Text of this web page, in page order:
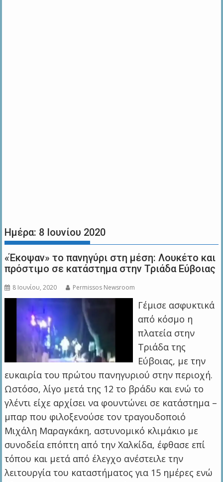
Ημέρα: 8 Ιουνίου 2020
«Έκοψαν» το πανηγύρι στη μέση: Λουκέτο και
πρόστιμο σε κατάστημα στην Τριάδα Εύβοιας
8 Ιουνίου, 2020 Permissos Newsroom
Γέμισε ασφυκτικά
από κόσμο η
πλατεία στην
Τριάδα της
Εύβοιας, με την
ευκαιρία του πρώτου πανηγυριού στην περιοχή.
Ωστόσο, λίγο μετά της 12 το βράδυ και ενώ το
γλέντι είχε αρχίσει να φουντώνει σε κατάστημα –
μπαρ που φιλοξενούσε τον τραγουδοποιό
Μιχάλη Μαραγκάκη, αστυνομικό κλιμάκιο με
συνοδεία επόπτη από την Χαλκίδα, έφθασε επί
τόπου και μετά από έλεγχο ανέστειλε την
λειτουργία του καταστήματος για 15 ημέρες ενώ